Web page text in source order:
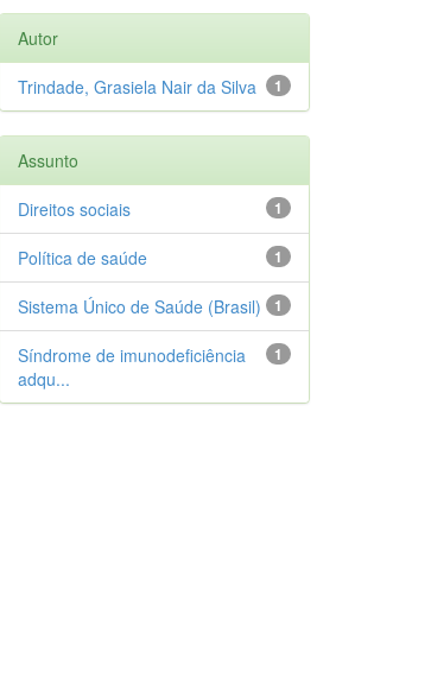
Autor
1
Trindade, Grasiela Nair da Silva
Assunto
1
Direitos sociais
1
Política de saúde
1
Sistema Único de Saúde (Brasil)
1
Síndrome de imunodeficiência
adqu...